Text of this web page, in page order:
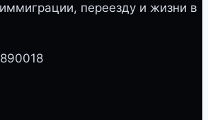
переезду и жизни в